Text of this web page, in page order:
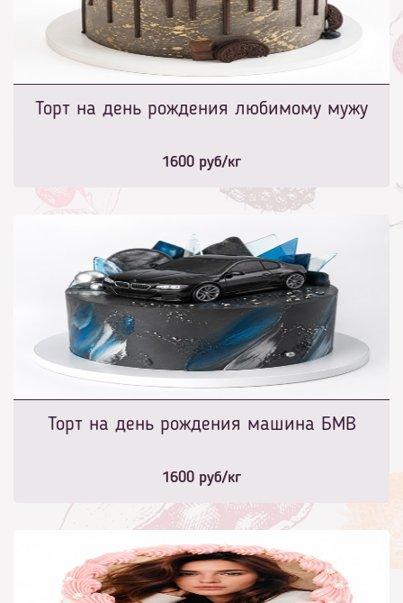
Торт на день рождения любимому мужу
1600 руб/кг
Торт на день рождения машина БМВ
1600 руб/кг